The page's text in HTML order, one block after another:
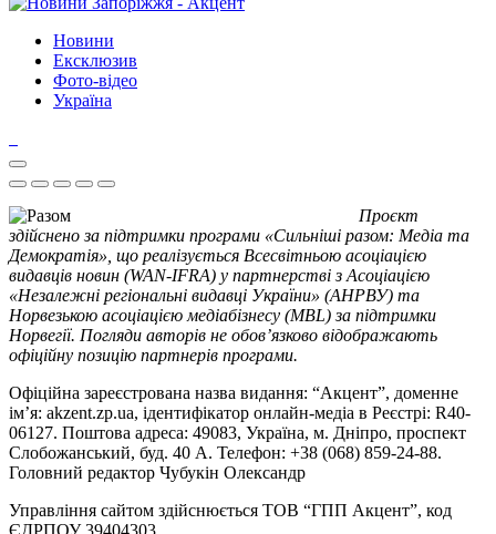
Новини
Ексклюзив
Фото-відео
Україна
Проєкт
здійснено за підтримки програми «Сильніші разом: Медіа та
Демократія», що реалізується Всесвітньою асоціацією
видавців новин (WAN-IFRA) у партнерстві з Асоціацією
«Незалежні регіональні видавці України» (АНРВУ) та
Норвезькою асоціацією медіабізнесу (MBL) за підтримки
Норвегії. Погляди авторів не обов’язково відображають
офіційну позицію партнерів програми.
Офіційна зареєстрована назва видання: “Акцент”, доменне
ім’я: akzent.zp.ua, ідентифікатор онлайн-медіа в Реєстрі: R40-
06127. Поштова адреса: 49083, Україна, м. Дніпро, проспект
Слобожанський, буд. 40 А. Телефон: +38 (068) 859-24-88.
Головний редактор Чубукін Олександр
Управління сайтом здійснюється ТОВ “ГПП Акцент”, код